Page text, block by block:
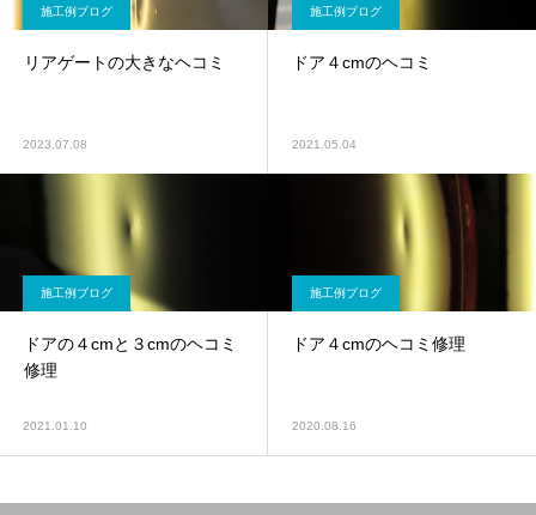
施工例ブログ
リアゲートの大きなヘコミ
2023.07.08
施工例ブログ
ドア４cmのヘコミ
2021.05.04
施工例ブログ
ドアの４cmと３cmのヘコミ
修理
2021.01.10
施工例ブログ
ドア４cmのヘコミ修理
2020.08.16